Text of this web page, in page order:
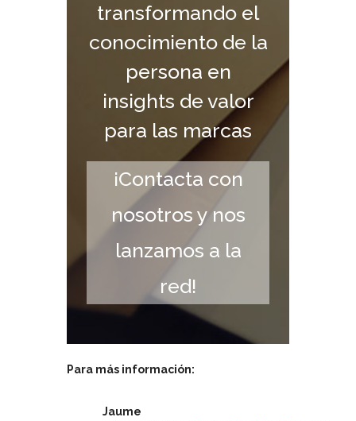
transformando el
conocimiento de la
persona en
insights de valor
para las marcas
¡Contacta con
nosotros y nos
lanzamos a la
red!
Para más información:
Jaume